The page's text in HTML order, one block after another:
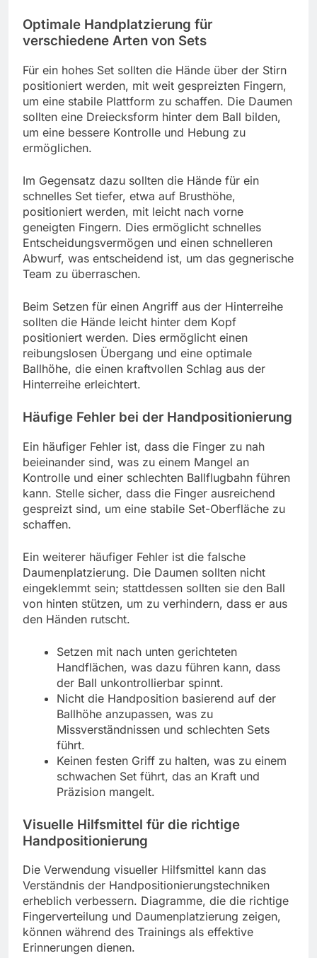
Optimale Handplatzierung für
verschiedene Arten von Sets
Für ein hohes Set sollten die Hände über der Stirn
positioniert werden, mit weit gespreizten Fingern,
um eine stabile Plattform zu schaffen. Die Daumen
sollten eine Dreiecksform hinter dem Ball bilden,
um eine bessere Kontrolle und Hebung zu
ermöglichen.
Im Gegensatz dazu sollten die Hände für ein
schnelles Set tiefer, etwa auf Brusthöhe,
positioniert werden, mit leicht nach vorne
geneigten Fingern. Dies ermöglicht schnelles
Entscheidungsvermögen und einen schnelleren
Abwurf, was entscheidend ist, um das gegnerische
Team zu überraschen.
Beim Setzen für einen Angriff aus der Hinterreihe
sollten die Hände leicht hinter dem Kopf
positioniert werden. Dies ermöglicht einen
reibungslosen Übergang und eine optimale
Ballhöhe, die einen kraftvollen Schlag aus der
Hinterreihe erleichtert.
Häufige Fehler bei der Handpositionierung
Ein häufiger Fehler ist, dass die Finger zu nah
beieinander sind, was zu einem Mangel an
Kontrolle und einer schlechten Ballflugbahn führen
kann. Stelle sicher, dass die Finger ausreichend
gespreizt sind, um eine stabile Set-Oberfläche zu
schaffen.
Ein weiterer häufiger Fehler ist die falsche
Daumenplatzierung. Die Daumen sollten nicht
eingeklemmt sein; stattdessen sollten sie den Ball
von hinten stützen, um zu verhindern, dass er aus
den Händen rutscht.
Setzen mit nach unten gerichteten
Handflächen, was dazu führen kann, dass
der Ball unkontrollierbar spinnt.
Nicht die Handposition basierend auf der
Ballhöhe anzupassen, was zu
Missverständnissen und schlechten Sets
führt.
Keinen festen Griff zu halten, was zu einem
schwachen Set führt, das an Kraft und
Präzision mangelt.
Visuelle Hilfsmittel für die richtige
Handpositionierung
Die Verwendung visueller Hilfsmittel kann das
Verständnis der Handpositionierungstechniken
erheblich verbessern. Diagramme, die die richtige
Fingerverteilung und Daumenplatzierung zeigen,
können während des Trainings als effektive
Erinnerungen dienen.